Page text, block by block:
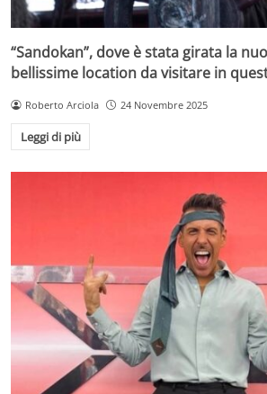
“Sandokan”, dove è stata girata la
bellissime location da visitare in
Roberto Arciola 24 Novembre 2025
Leggi di più